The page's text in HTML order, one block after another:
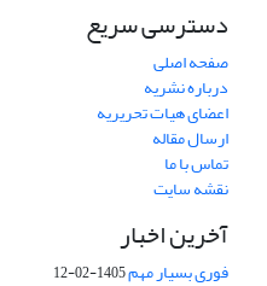
دسترسی سریع
صفحه اصلی
درباره نشریه
اعضای هیات تحریریه
ارسال مقاله
تماس با ما
نقشه سایت
آخرین اخبار
فوری بسیار مهم1405-02-12